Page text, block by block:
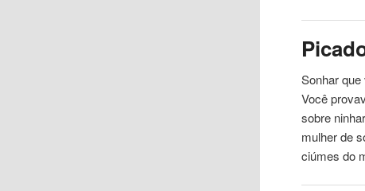
Sonhar
Você
sobre
mulher de
ciúmes do